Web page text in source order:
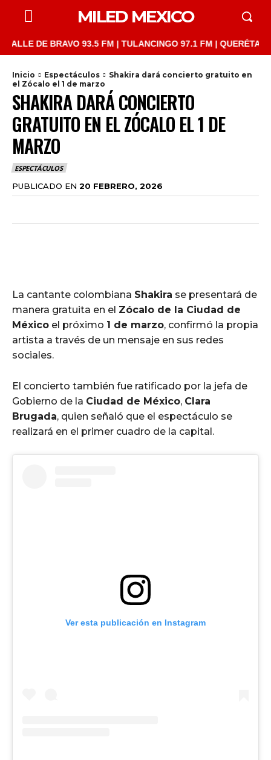
MILED MEXICO
DE BRAVO 93.5 FM | TULANCINGO 97.1 FM | QUERÉTARO
Inicio Espectáculos
Shakira dará concierto gratuito en
el Zócalo el 1 de marzo
SHAKIRA DARÁ CONCIERTO
GRATUITO EN EL ZÓCALO EL 1 DE
MARZO
ESPECTÁCULOS
PUBLICADO EN 20 FEBRERO, 2026
La cantante colombiana Shakira se presentará de
manera gratuita en el Zócalo de la Ciudad de
México el próximo 1 de marzo, confirmó la propia
artista a través de un mensaje en sus redes
sociales.
El concierto también fue ratificado por la jefa de
Gobierno de la Ciudad de México, Clara
Brugada, quien señaló que el espectáculo se
realizará en el primer cuadro de la capital.
Ver esta publicación en Instagram